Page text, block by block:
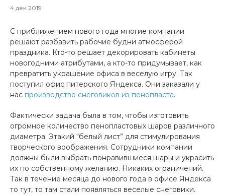
4 дек 2019
С приближением нового года многие компании
решают разбавить рабочие будни атмосферой
праздника. Кто-то решает декорировать кабинеты
новогодними атрибутами, а кто-то придумывает, как
превратить украшение офиса в веселую игру. Так
поступил офис питерского Яндекса. Они заказали у
нас производство снеговиков из пенопласта.
Фактически задача была в том, чтобы изготовить
огромное количество пенопластовых шаров различного
диаметра. Этакий “белый лист” для стимулирования
творческого воображения. Сотрудники компании
должны были выбрать понравившиеся шары и украсить
их по собственному желанию. Никаких ограничений.
Так в течение месяца до нового года в офисе Яндекса
то тут, то там стали появляться веселые снеговики.